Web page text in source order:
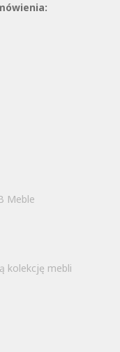
Meble
kolekcję mebli